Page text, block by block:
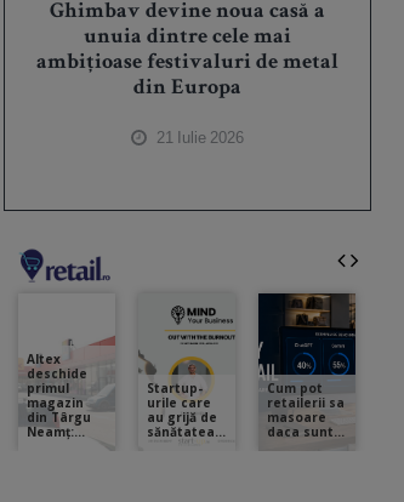
Ghimbav devine noua casă a
unuia dintre cele mai
ambițioase festivaluri de metal
din Europa
21 Iulie 2026